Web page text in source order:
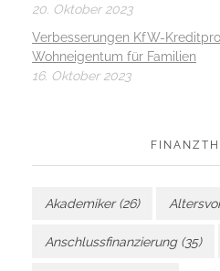
20. Oktober 2023
Verbesserungen KfW-
Wohneigentum für Familien
16. Oktober 2023
Akademiker(26)
Anschlussfinanzierung(35)